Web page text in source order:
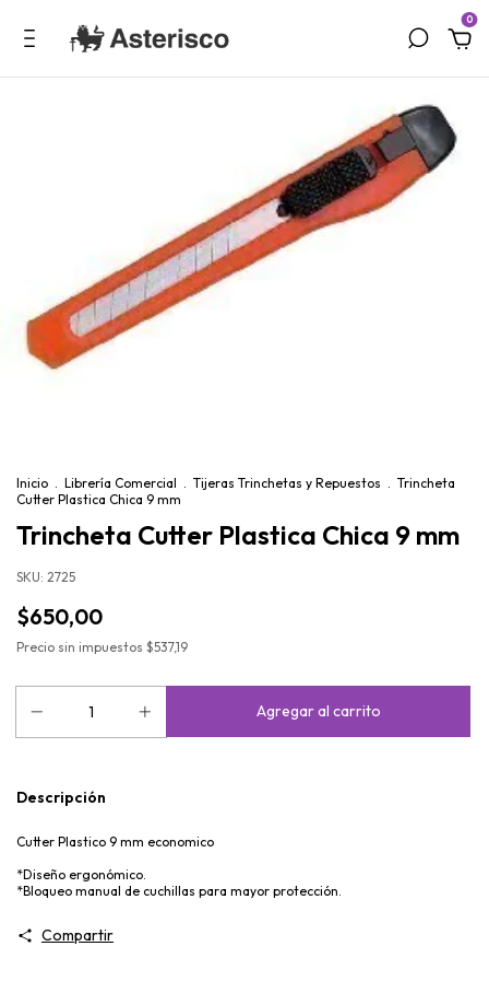
0
Inicio Librería Comercial Tijeras Trinchetas y Repuestos
Trincheta
Cutter Plastica Chica 9 mm
Trincheta Cutter Plastica Chica 9 mm
SKU: 2725
$650,00
Precio sin impuestos $537,19
Descripción
Cutter Plastico 9 mm economico
*Diseño ergonómico.
*Bloqueo manual de cuchillas para mayor protección.
Compartir